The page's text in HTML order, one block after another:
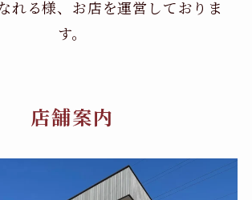
れる様、お店を運営しておりま
す。
店舗案内